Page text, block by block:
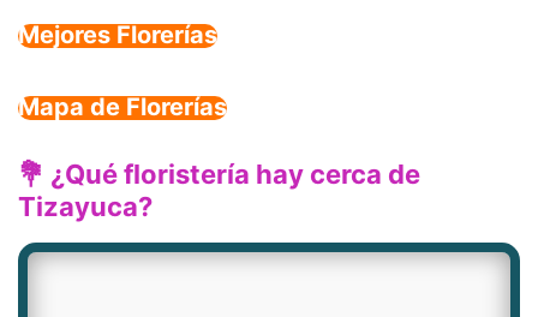
Mejores Florerías
Mapa de Florerías
💐 ¿Qué floristería hay cerca de
Tizayuca?